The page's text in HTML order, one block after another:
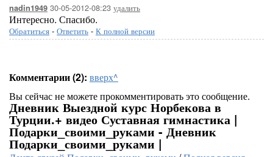
nadin1949 30-05-2012-08:23 удалить
Интересно. Спасибо.
Обратиться - Ответить - К полной версии
Комментарии (2): вверх^
Вы сейчас не можете прокомментировать это сообщение.
Дневник Выездной курс Норбекова в
Турции.+ видео Суставная гимнастика |
Подарки_своими_руками - Дневник
Подарки_своими_руками |